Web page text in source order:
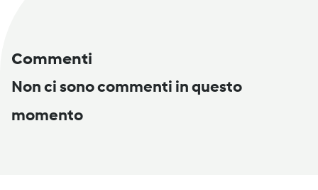
Commenti
Non ci sono commenti in questo
momento